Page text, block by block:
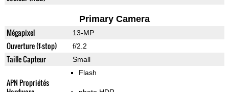
Primary Camera
Mégapixel 13-MP
Ouverture (f-stop) f/2.2
Taille Capteur Small
APN Propriétés
Flash